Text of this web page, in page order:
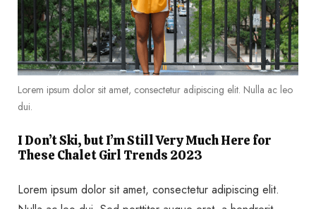
Lorem ipsum dolor sit amet, consectetur adipiscing elit. Nulla ac leo
dui.
I Don’t Ski, but I’m Still Very Much Here for
These Chalet Girl Trends 2023
Lorem ipsum dolor sit amet, consectetur adipiscing elit.